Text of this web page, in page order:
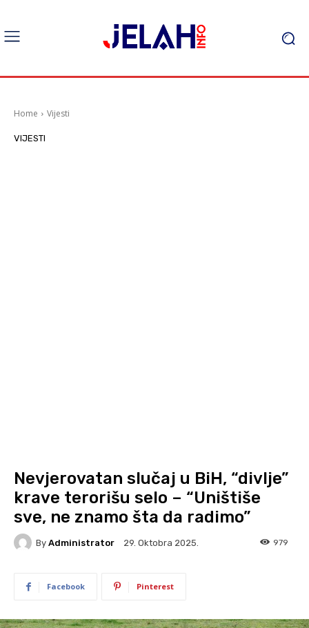
Home Vijesti
VIJESTI
Nevjerovatan slučaj u BiH, “divlje”
krave terorišu selo – “Uništiše
sve, ne znamo šta da radimo”
By Administrator 29. Oktobra 2025. 979
Facebook Pinterest